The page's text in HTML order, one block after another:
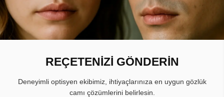
REÇETENİZİ GÖNDERİN
Deneyimli optisyen ekibimiz, ihtiyaçlarınıza en uygun gözlük
camı çözümlerini belirlesin.